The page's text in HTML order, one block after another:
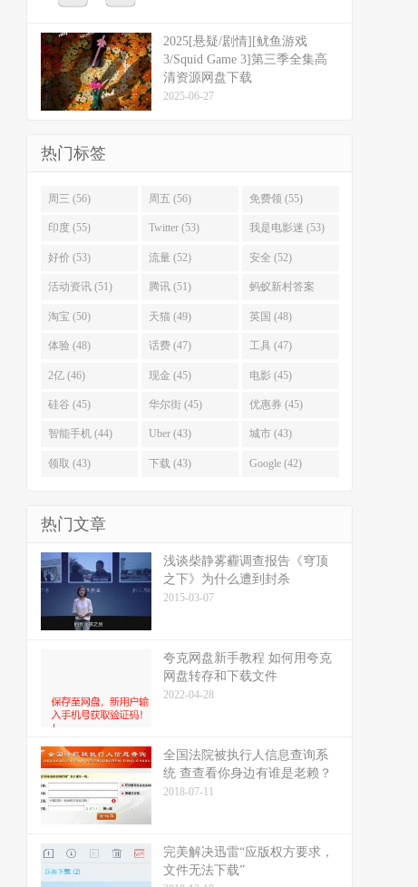
2025[悬疑/剧情][鱿鱼游戏
3/Squid Game 3]第三季全集高
清资源网盘下载
2025-06-27
热门标签
周三 (56) 周五 (56) 免费领 (55)
印度 (55) Twitter (53) 我是电影迷 (53)
好价 (53) 流量 (52) 安全 (52)
活动资讯 (51) 腾讯 (51) 蚂蚁新村答案
(51)
淘宝 (50) 天猫 (49) 英国 (48)
体验 (48) 话费 (47) 工具 (47)
2亿 (46) 现金 (45) 电影 (45)
硅谷 (45) 华尔街 (45) 优惠券 (45)
智能手机 (44) Uber (43) 城市 (43)
领取 (43) 下载 (43) Google (42)
热门文章
浅谈柴静雾霾调查报告《穹顶
之下》为什么遭到封杀
2015-03-07
夸克网盘新手教程 如何用夸克
网盘转存和下载文件
2022-04-28
全国法院被执行人信息查询系
统 查查看你身边有谁是老赖？
2018-07-11
完美解决迅雷“应版权方要求，
文件无法下载”